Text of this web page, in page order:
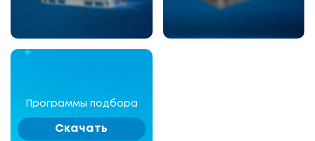
Программы подбора
Скачать